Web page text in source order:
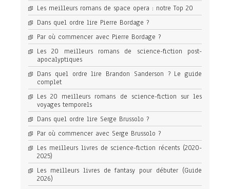
Les meilleurs romans de space opera : notre Top 20
Dans quel ordre lire Pierre Bordage ?
Par où commencer avec Pierre Bordage ?
Les 20 meilleurs romans de science-fiction post-
apocalyptiques
Dans quel ordre lire Brandon Sanderson ? Le guide
complet
Les 20 meilleurs romans de science-fiction sur les
voyages temporels
Dans quel ordre lire Serge Brussolo ?
Par où commencer avec Serge Brussolo ?
Les meilleurs livres de science-fiction récents (2020-
2025)
Les meilleurs livres de fantasy pour débuter (Guide
2026)